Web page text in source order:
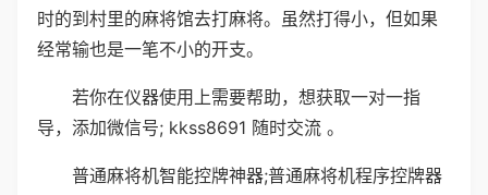
时的到村里的麻将馆去打麻将。虽然打得小，但如果
经常输也是一笔不小的开支。
若你在仪器使用上需要帮助，想获取一对一指
导，添加微信号; kkss8691 随时交流 。
普通麻将机智能控牌神器;普通麻将机程序控牌器